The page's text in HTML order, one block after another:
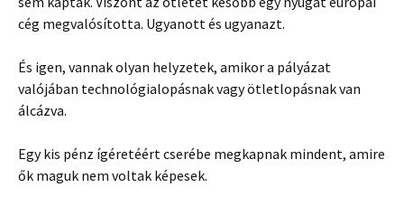
cég megvalósította. Ugyanott és ugyanazt.
És igen, vannak olyan helyzetek, amikor a pályázat
valójában technológialopásnak vagy ötletlopásnak van
álcázva.
Egy kis pénz ígéretéért cserébe megkapnak mindent, amire
ők maguk nem voltak képesek.